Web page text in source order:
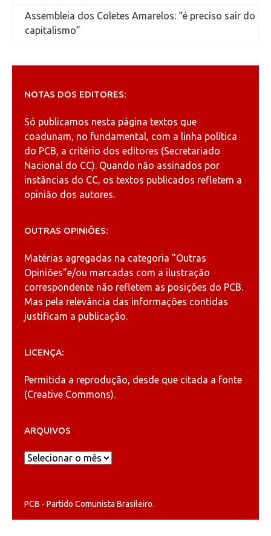
Assembleia dos Coletes Amarelos: “é preciso sair do
capitalismo”
NOTAS DOS EDITORES:
Só publicamos nesta página textos que
coadunam, no fundamental, com a linha política
do PCB, a critério dos editores (Secretariado
Nacional do CC). Quando não assinados por
instâncias do CC, os textos publicados refletem a
opinião dos autores.
OUTRAS OPINIÕES:
Matérias agregadas na categoria "Outras
Opiniões"e/ou marcadas com a ilustração
correspondente não refletem as posições do PCB.
Mas pela relevância das informações contidas
justificam a publicação.
LICENÇA:
Permitida a reprodução, desde que citada a fonte
(Creative Commons).
ARQUIVOS
Arquivos
PCB - Partido Comunista Brasileiro.